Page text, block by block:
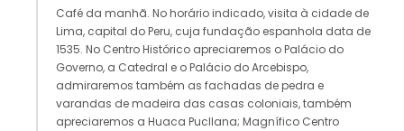
Café da manhã. No horário indicado, visita à cidade de
Lima, capital do Peru, cuja fundação espanhola data de
1535. No Centro Histórico apreciaremos o Palácio do
Governo, a Catedral e o Palácio do Arcebispo,
admiraremos também as fachadas de pedra e
varandas de madeira das casas coloniais, também
apreciaremos a Huaca Pucllana; Magnífico Centro